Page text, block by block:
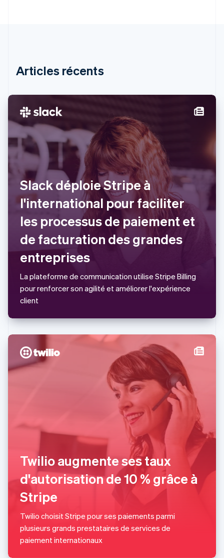
Articles récents
Slack déploie Stripe à
l'international pour faciliter
les processus de paiement et
de facturation des grandes
entreprises
La plateforme de communication utilise Stripe Billing
pour renforcer son agilité et améliorer l'expérience
client
Twilio augmente ses taux
d'autorisation de 10 % grâce à
Stripe
Twilio choisit Stripe pour ses paiements parmi
plusieurs grands prestataires de services de
paiement internationaux
Grèce
Hongrie
Inde
English
Irlande
English
Italie
Italiano
Japon
日本語English
Lettonie
English
Liechtenstein
Deutsch English
Lituanie
English
Luxembourg
Malaisie
English简体中文
Malte
Mexique
English
Nouvelle-Zélande
English
Português
R.A.S. de Hong Kong, Chine
République tchèque
English
Roumanie
English
Royaume-Uni
English
Singapour
English 简体中文
Slovaquie